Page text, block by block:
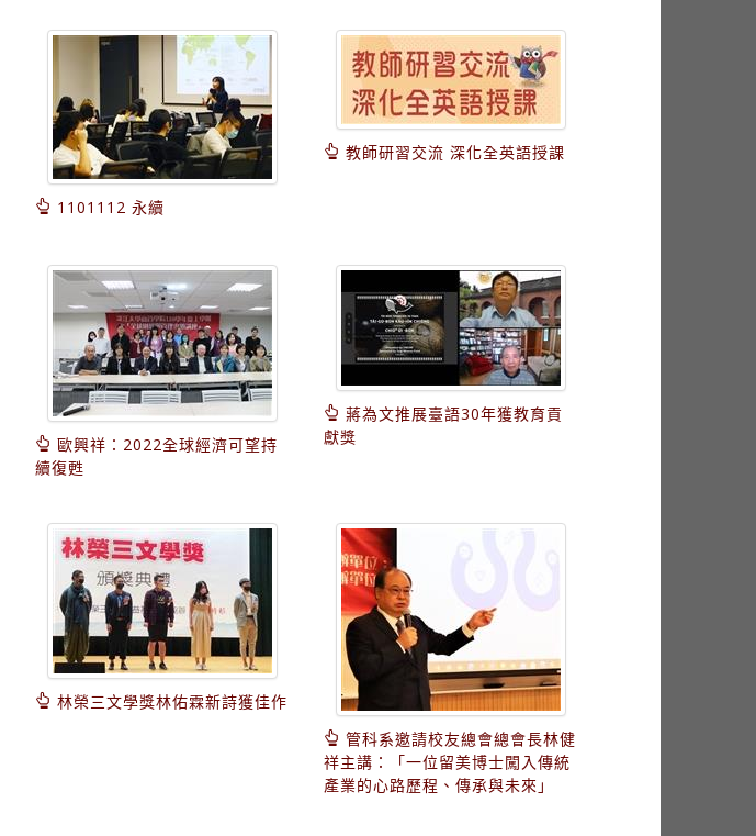
1101112 永續
教師研習交流 深化全英語授課
歐興祥：2022全球經濟可望持
續復甦
蔣為文推展臺語30年獲教育貢
獻獎
林榮三文學獎林佑霖新詩獲佳作
管科系邀請校友總會總會長林健
祥主講：「一位留美博士闖入傳統
產業的心路歷程、傳承與未來」